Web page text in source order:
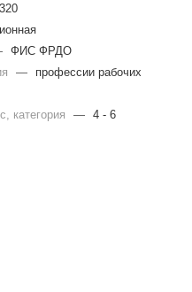
ФИС ФРДО
—
профессии рабочих
категория
— 4 - 6